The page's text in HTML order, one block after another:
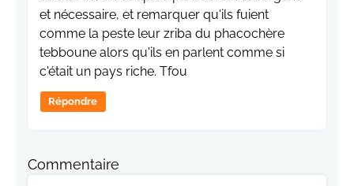
et nécessaire, et remarquer qu'ils fuient
comme la peste leur zriba du phacochère
tebboune alors qu'ils en parlent comme si
c'était un pays riche. Tfou
Répondre
Commentaire